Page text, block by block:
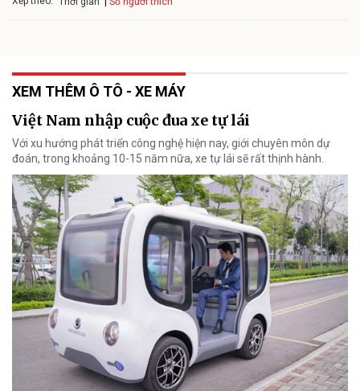
XEM THÊM Ô TÔ - XE MÁY
Việt Nam nhập cuộc đua xe tự lái
Với xu hướng phát triển công nghệ hiện nay, giới chuyên môn dự
đoán, trong khoảng 10-15 năm nữa, xe tự lái sẽ rất thịnh hành.